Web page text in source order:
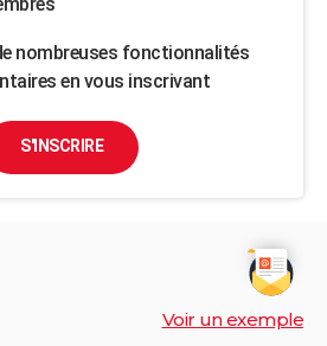
nombreuses fonctionnalités
en vous inscrivant
S'INSCRIRE
Voir un exemple